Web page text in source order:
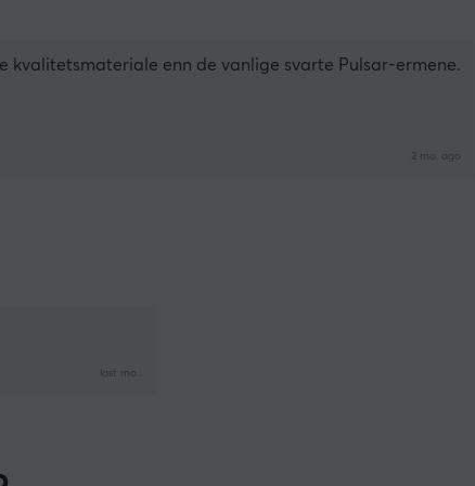
kvalitetsmateriale enn de vanlige svarte Pulsar-ermene.
2 mo. ago
last mo.